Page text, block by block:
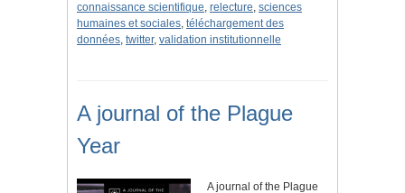
connaissance scientifique, relecture, sciences
humaines et sociales, téléchargement des
données, twitter, validation institutionnelle
A journal of the Plague
Year
A journal of the Plague